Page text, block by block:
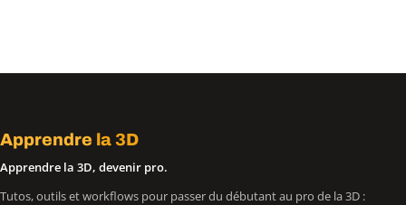
Apprendre la 3D
Apprendre la 3D, devenir pro.
Tutos, outils et workflows pour passer du débutant au pro de la 3D :